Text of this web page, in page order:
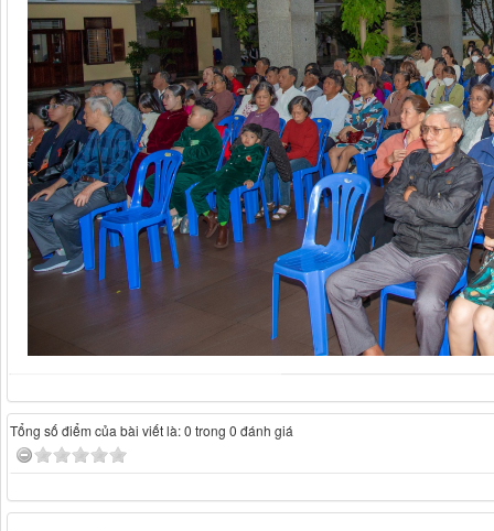
Tổng số điểm của bài viết là: 0 trong 0 đánh giá